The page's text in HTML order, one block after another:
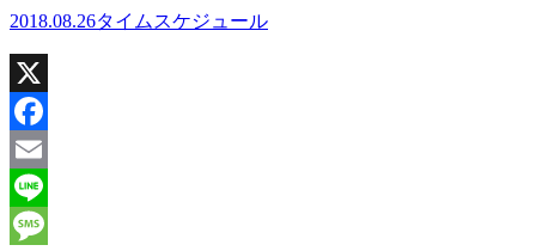
2018.08.26タイムスケジュール
X
Facebook
Email
Line